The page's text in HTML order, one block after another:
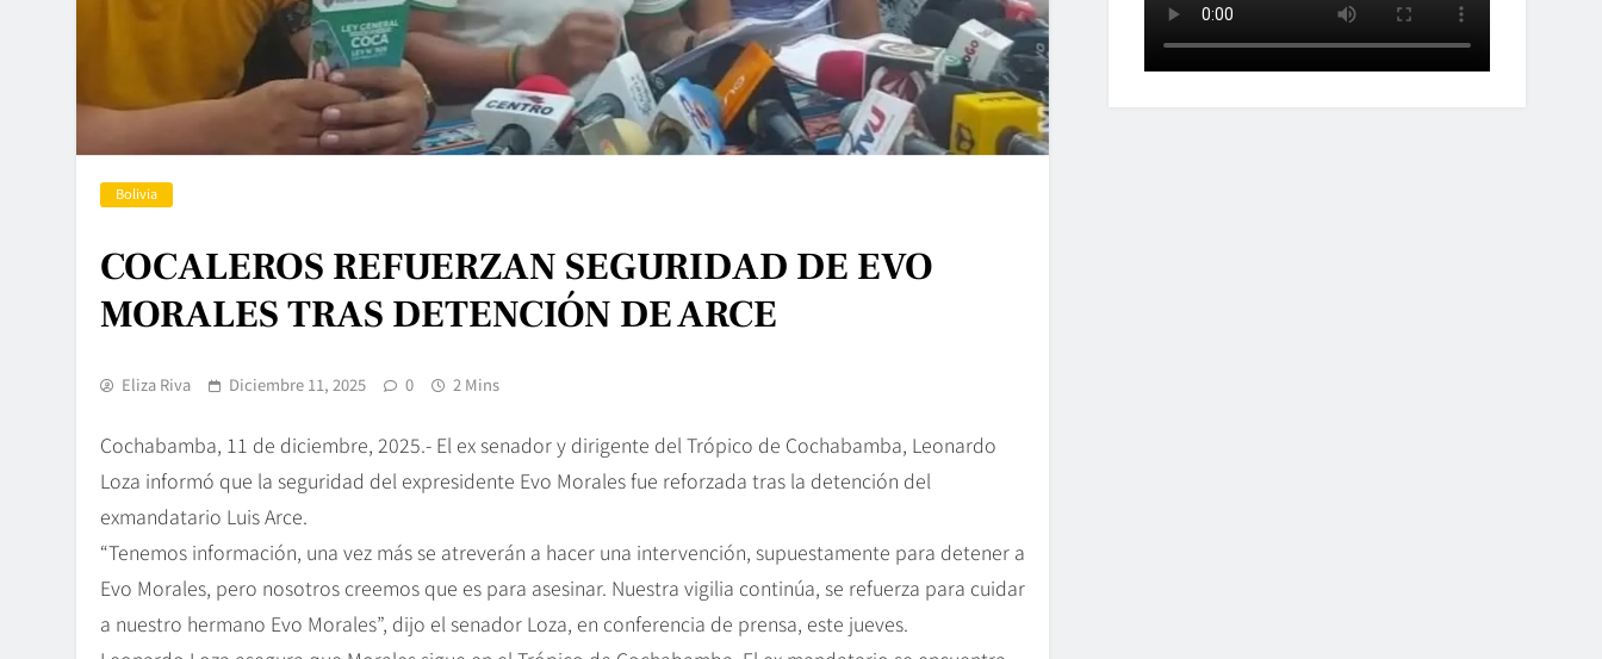
Bolivia
COCALEROS REFUERZAN SEGURIDAD DE EVO
MORALES TRAS DETENCIÓN DE ARCE
Eliza Riva Diciembre 11, 2025 0 2 Mins
Cochabamba, 11 de diciembre, 2025.- El ex senador y dirigente del Trópico de Cochabamba, Leonardo
Loza informó que la seguridad del expresidente Evo Morales fue reforzada tras la detención del
exmandatario Luis Arce.
“Tenemos información, una vez más se atreverán a hacer una intervención, supuestamente para detener a
Evo Morales, pero nosotros creemos que es para asesinar. Nuestra vigilia continúa, se refuerza para cuidar
a nuestro hermano Evo Morales”, dijo el senador Loza, en conferencia de prensa, este jueves.